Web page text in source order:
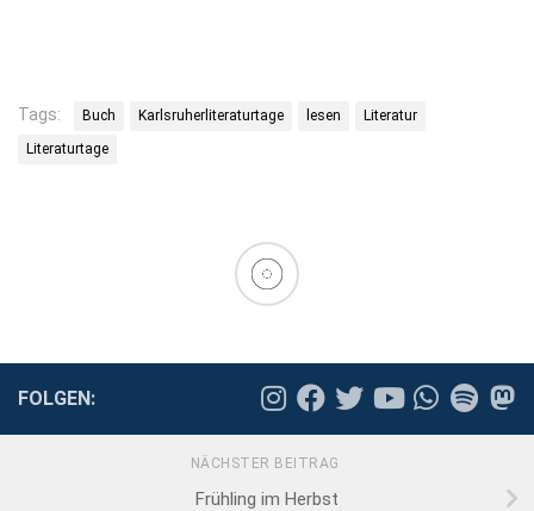
Tags: Buch Karlsruherliteraturtage lesen
Literatur
Literaturtage
FOLGEN:
NÄCHSTER BEITRAG
Frühling im Herbst